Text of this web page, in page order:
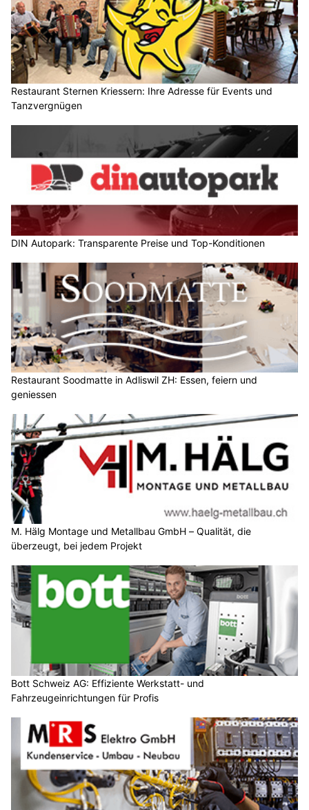
Restaurant Sternen Kriessern: Ihre Adresse für Events und
Tanzvergnügen
DIN Autopark: Transparente Preise und Top-Konditionen
Restaurant Soodmatte in Adliswil ZH: Essen, feiern und
geniessen
M. Hälg Montage und Metallbau GmbH – Qualität, die
überzeugt, bei jedem Projekt
Bott Schweiz AG: Effiziente Werkstatt- und
Fahrzeugeinrichtungen für Profis